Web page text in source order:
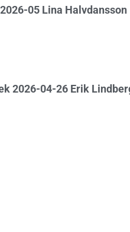
05 Lina Halvdansson
2026-04-26 Erik